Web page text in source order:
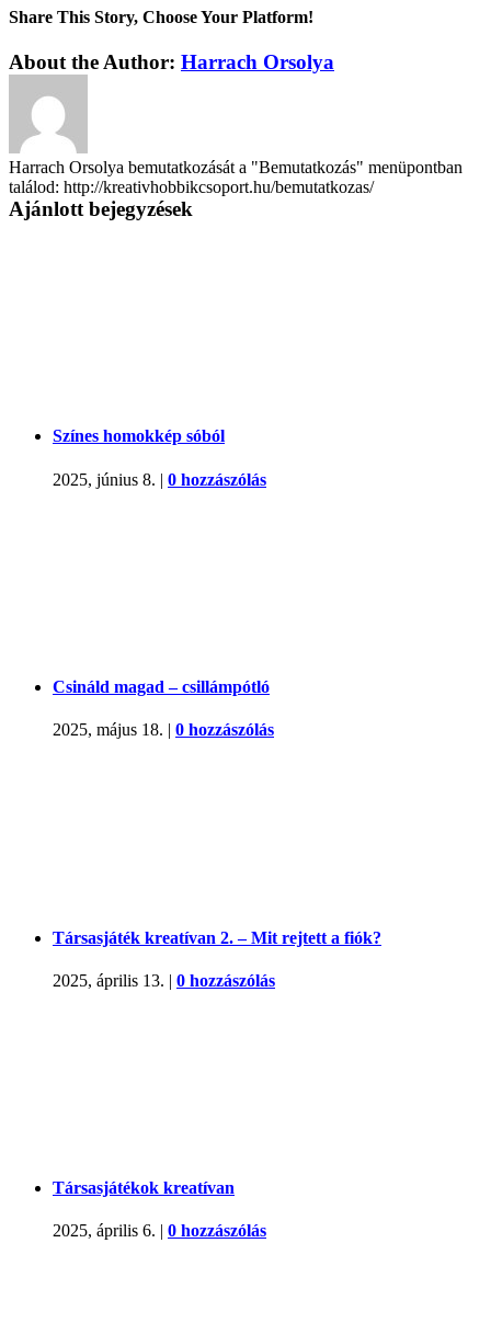
Share This Story, Choose Your Platform!
About the Author: Harrach Orsolya
Harrach Orsolya bemutatkozását a "Bemutatkozás" menüpontban
találod: http://kreativhobbikcsoport.hu/bemutatkozas/
Ajánlott bejegyzések
Színes homokkép sóból
2025, június 8. | 0 hozzászólás
Csináld magad – csillámpótló
2025, május 18. | 0 hozzászólás
Társasjáték kreatívan 2. – Mit rejtett a fiók?
2025, április 13. | 0 hozzászólás
Társasjátékok kreatívan
2025, április 6. | 0 hozzászólás